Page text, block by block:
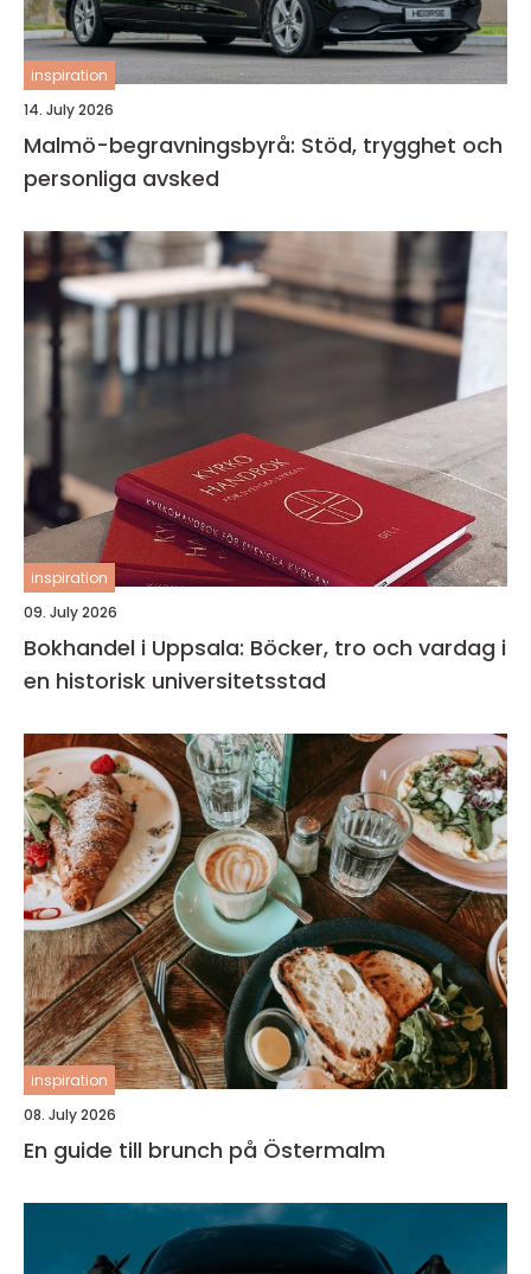
inspiration
14. July 2026
Malmö-begravningsbyrå: Stöd, trygghet och
personliga avsked
inspiration
09. July 2026
Bokhandel i Uppsala: Böcker, tro och vardag i
en historisk universitetsstad
inspiration
08. July 2026
En guide till brunch på Östermalm